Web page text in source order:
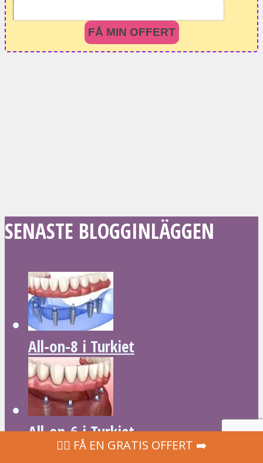
FÅ MIN OFFERT
SENASTE BLOGGINLÄGGEN
All-on-8 i Turkiet
All-on-6 i Turkiet
‍👩‍⚕ FÅ EN GRATIS OFFERT ➡️